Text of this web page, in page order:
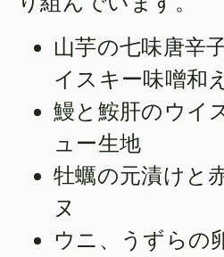
山芋の七味唐辛
イスキー味噌和え
鰻と鮟肝のウイ
ュー生地
牡蠣の元漬けと
ヌ
ウニ、うずらの